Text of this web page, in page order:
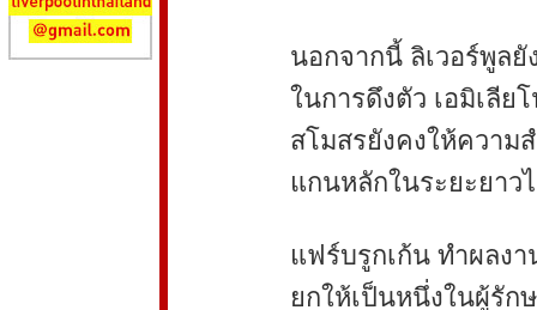
นอกจากนี้ ลิเวอร์พูลยั
ในการดึงตัว เอมิเลี
สโมสรยังคงให้ความ
แกนหลักในระยะยาว
แฟร์บรูกเก้น ทำผลง
ยกให้เป็นหนึ่งในผู้รัก